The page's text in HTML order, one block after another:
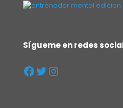
Sígueme en redes